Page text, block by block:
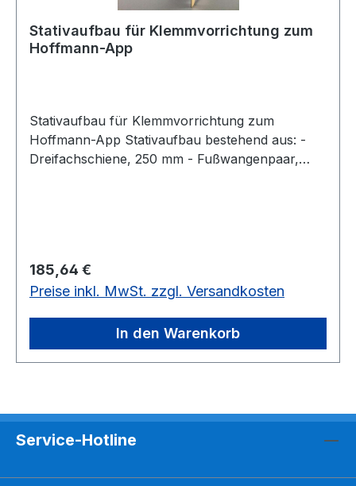
Stativaufbau für Klemmvorrichtung zum
Hoffmann-App
Stativaufbau für Klemmvorrichtung zum
Hoffmann-App Stativaufbau bestehend aus: -
Dreifachschiene, 250 mm - Fußwangenpaar,
Regulärer Preis:
185,64 €
Preise inkl. MwSt. zzgl. Versandkosten
In den Warenkorb
Service-Hotline